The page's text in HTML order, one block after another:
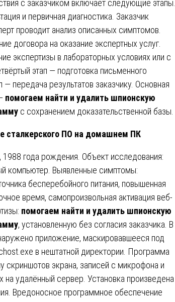
с заказчиком включает следующие этапы.
и первичная диагностика. Заказчик
проводит анализ описанных симптомов.
договора на оказание экспертных услуг.
экспертизы в лабораторных условиях или с
этап — подготовка письменного
— передача результатов заказчику. Основная
помогаем найти и удалить шпионскую
с сохранением доказательственной базы.
сталкерского ПО на домашнем ПК
1988 года рождения. Объект исследования:
компьютер. Выявленные симптомы:
бесперебойного питания, повышенная
время, самопроизвольная активация веб-
помогаем найти и удалить шпионскую
, установленную без согласия заказчика. В
приложение, маскировавшееся под
в нештатной директории. Программа
скриншотов экрана, записей с микрофона и
на удалённый сервер. Установка произведена
Вредоносное программное обеспечение